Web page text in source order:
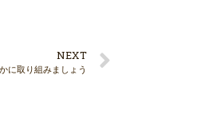
NEXT
に取り組みましょう